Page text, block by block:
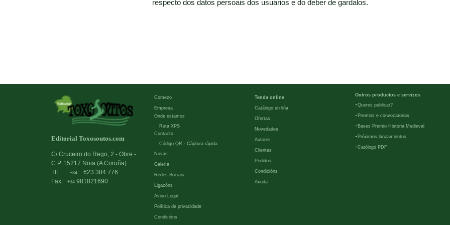
respecto dos datos persoais dos usuarios e do deber de gardalos.
Editorial Toxosoutos.com
C/ Cruceiro do Rego, 2 - Obre -
C.P. 15217 Noia (A Coruña)
Tlf:
+34
623 384 776
Fax:
+34 981821690
Comezo
Empresa
Onde estamos
Ruta XPS
Contacto
Código QR - Cáptura rápida
Novas
Galería
Redes Sociais
Ligazóns
Aviso Legal
Política de privacidade
Condicións
Tenda online
Catálogo en liña
Ofertas
Novedades
Autores
Clientes
Pedidos
Condicións
Axuda
Outros productos e servizos
-Queres publicar?
- Premios e convocatorias
- Bases Premio Historia Medieval
- Próximos lanzamientos
-Católogo PDF